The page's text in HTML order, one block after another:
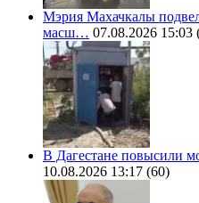
Мэрия Махачкалы
масш… 07.08.2026 15:03
В Дагестане повысили
10.08.2026 13:17 (60)